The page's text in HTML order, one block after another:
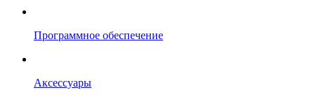
Программное обеспечение
Аксессуары